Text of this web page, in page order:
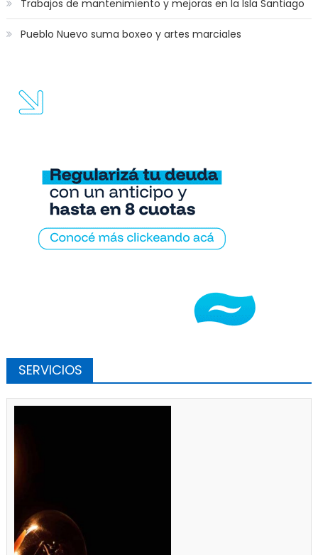
Trabajos de mantenimiento y mejoras en la Isla Santiago
Pueblo Nuevo suma boxeo y artes marciales
SERVICIOS